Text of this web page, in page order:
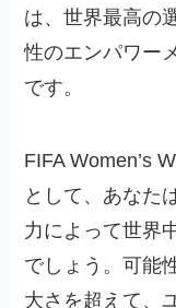
は、世界最高の
性のエンパワー
です。
FIFA Women’s
として、あなた
力によって世界
でしょう。可能
大さを超えて、